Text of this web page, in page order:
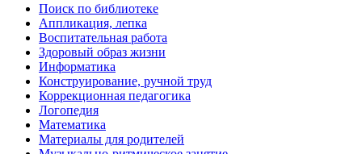
Поиск по библиотеке
Аппликация, лепка
Воспитательная работа
Здоровый образ жизни
Информатика
Конструирование, ручной труд
Коррекционная педагогика
Логопедия
Математика
Материалы для родителей